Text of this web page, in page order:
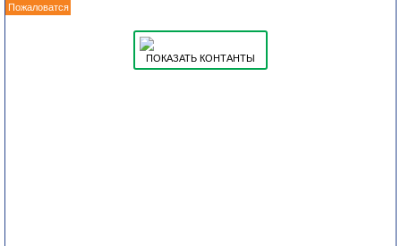
Пожаловатся
ПОКАЗАТЬ КОНТАНТЫ